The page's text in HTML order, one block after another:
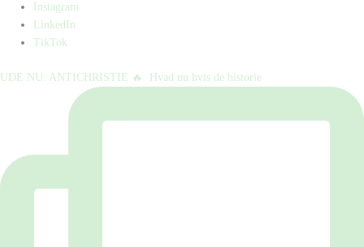
Instagram
LinkedIn
TikTok
UDE NU: ANTICHRISTIE 🔥⁠ ⁠ Hvad nu hvis de historie